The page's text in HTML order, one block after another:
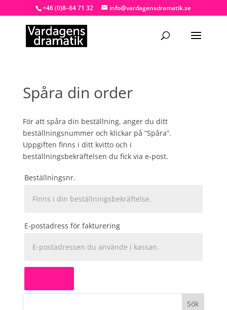
+46 (0)8–84 71 32 info@vardagensdramatik.se
Spåra din order
För att spåra din beställning, anger du ditt
beställningsnummer och klickar på ”Spåra”.
Uppgiften finns i ditt kvitto och i
beställningsbekräftelsen du fick via e-post.
Beställningsnr.
E-postadress för fakturering